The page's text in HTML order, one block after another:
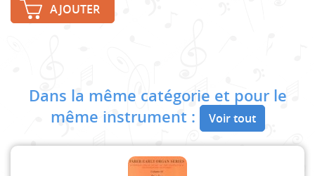
AJOUTER
Dans la même catégorie et pour le
même instrument :
Voir tout